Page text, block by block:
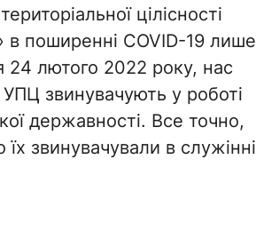
цілісності
в поширенні COVID-19 лише
24 лютого 2022 року, нас
звинувачують у роботі
державності. Все точно,
звинувачували в служінні